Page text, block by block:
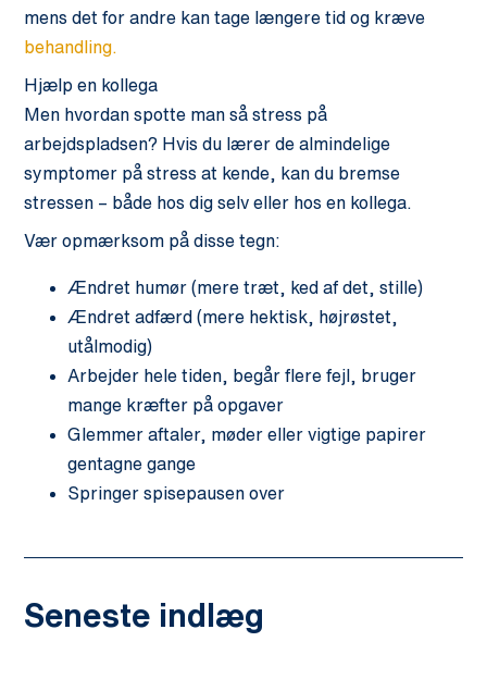
mens det for andre kan tage længere tid og kræve
behandling.
Hjælp en kollega
Men hvordan spotte man så stress på
arbejdspladsen? Hvis du lærer de almindelige
symptomer på stress at kende, kan du bremse
stressen – både hos dig selv eller hos en kollega.
Vær opmærksom på disse tegn:
Ændret humør (mere træt, ked af det, stille)
Ændret adfærd (mere hektisk, højrøstet,
utålmodig)
Arbejder hele tiden, begår flere fejl, bruger
mange kræfter på opgaver
Glemmer aftaler, møder eller vigtige papirer
gentagne gange
Springer spisepausen over
Seneste indlæg